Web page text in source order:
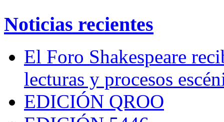
Noticias recientes
El Foro Shakespeare
lecturas y procesos
EDICIÓN QROO